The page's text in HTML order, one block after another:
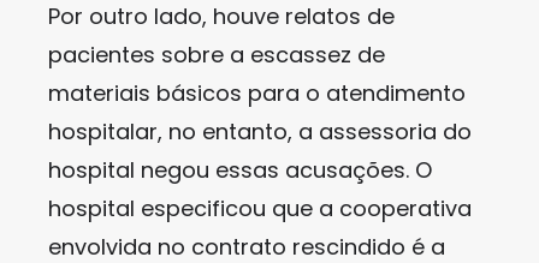
Por outro lado, houve relatos de
pacientes sobre a escassez de
materiais básicos para o atendimento
hospitalar, no entanto, a assessoria do
hospital negou essas acusações. O
hospital especificou que a cooperativa
envolvida no contrato rescindido é a